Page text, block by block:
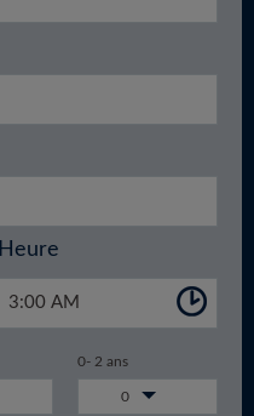
Heure
3:00 AM
0- 2 ans
0